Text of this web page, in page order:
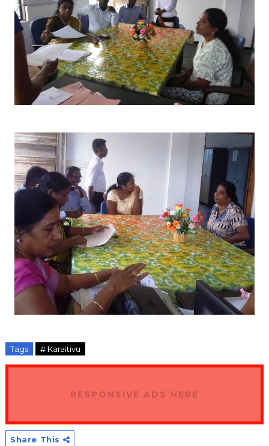
Tags # Karaitivu
RESPONSIVE ADS HERE
Share This